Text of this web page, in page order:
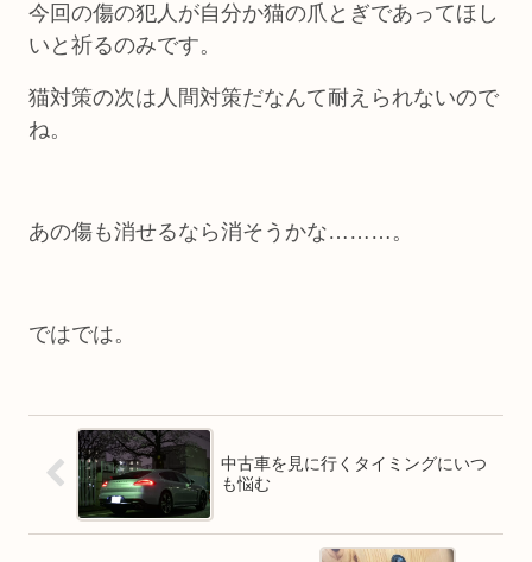
今回の傷の犯人が自分か猫の爪とぎであってほし
いと祈るのみです。
猫対策の次は人間対策だなんて耐えられないので
ね。
あの傷も消せるなら消そうかな………。
ではでは。
中古車を見に行くタイミングにいつ
も悩む